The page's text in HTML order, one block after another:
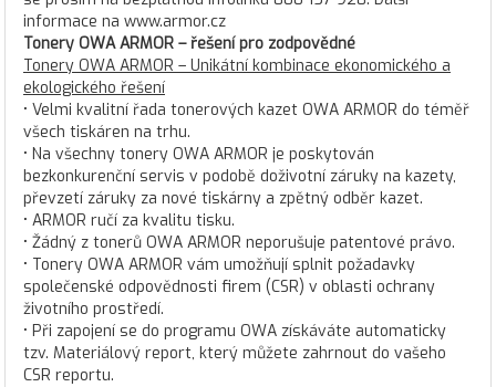
informace na www.armor.cz
Tonery OWA ARMOR – řešení pro zodpovědné
Tonery OWA ARMOR – Unikátní kombinace ekonomického a
ekologického řešení
• Velmi kvalitní řada tonerových kazet OWA ARMOR do téměř
všech tiskáren na trhu.
• Na všechny tonery OWA ARMOR je poskytován
bezkonkurenční servis v podobě doživotní záruky na kazety,
převzetí záruky za nové tiskárny a zpětný odběr kazet.
• ARMOR ručí za kvalitu tisku.
• Žádný z tonerů OWA ARMOR neporušuje patentové právo.
• Tonery OWA ARMOR vám umožňují splnit požadavky
společenské odpovědnosti firem (CSR) v oblasti ochrany
životního prostředí.
• Při zapojení se do programu OWA získáváte automaticky
tzv. Materiálový report, který můžete zahrnout do vašeho
CSR reportu.